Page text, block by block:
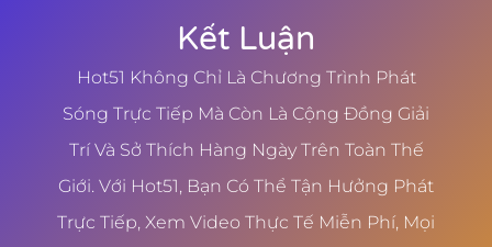
Kết Luận
Hot51 Không Chỉ Là Chương Trình Phát
Sóng Trực Tiếp Mà Còn Là Cộng Đồng Giải
Trí Và Sở Thích Hàng Ngày Trên Toàn Thế
Giới. Với Hot51, Bạn Có Thể Tận Hưởng Phát
Trực Tiếp, Xem Video Thực Tế Miễn Phí, Mọi